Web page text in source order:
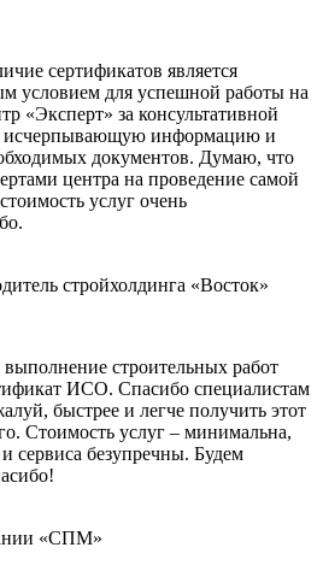
сертификатов является
условием для успешной работы на
«Эксперт» за консультативной
исчерпывающую информацию и
документов. Думаю, что
центра на проведение самой
услуг очень
стройхолдинга «Восток»
выполнение строительных работ
ИСО. Спасибо специалистам
быстрее и легче получить этот
Стоимость услуг – минимальна,
сервиса безупречны. Будем
«СПМ»